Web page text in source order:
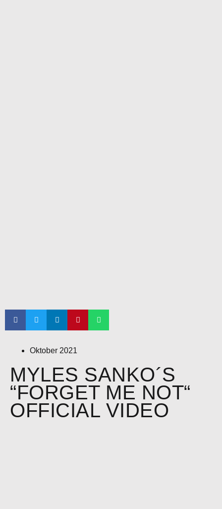
Oktober 2021
MYLES SANKO´S
“FORGET ME NOT“
OFFICIAL VIDEO